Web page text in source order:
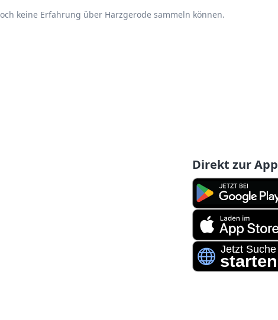
keine Erfahrung über Harzgerode sammeln können.
Direkt zur App